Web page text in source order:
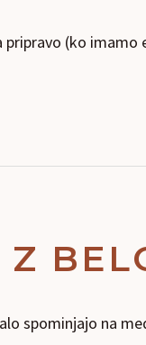
(ko
spominjajo na